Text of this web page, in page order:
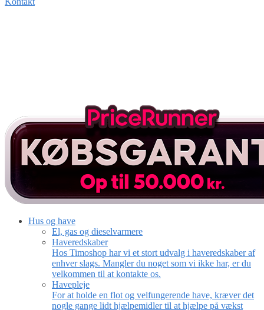
Hus og have
El, gas og dieselvarmere
Haveredskaber
Hos Timoshop har vi et stort udvalg i haveredskaber af
enhver slags. Mangler du noget som vi ikke har, er du
velkommen til at kontakte os.
Havepleje
For at holde en flot og velfungerende have, kræver det
nogle gange lidt hjælpemidler til at hjælpe på vækst